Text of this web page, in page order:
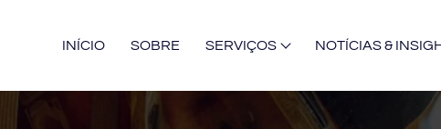
INÍCIO SOBRE SERVIÇOS NOTÍCIAS &